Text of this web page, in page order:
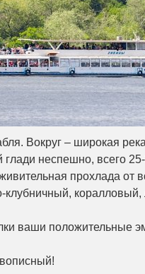
Вокруг – широкая
глади неспешно, всего
прохлада от
клубничный,
ваши положительные